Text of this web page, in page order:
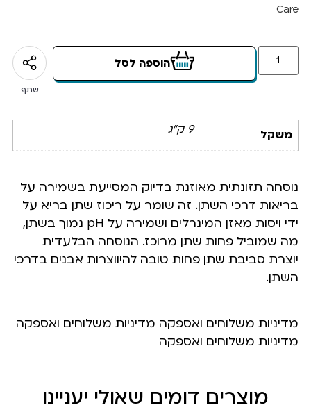
Care
הוספה לסל
שתף
משקל 9 ק"ג
נוסחה תזונתית מאוזנת בדיוק המסייעת בשמירה על
בריאות דרכי השתן. זה שומר על ריכוז שתן בריא על
ידי ויסות מאזן המינרלים ושמירה על pH נמוך בשתן,
מה שמוביל פחות שתן מרוכז. הנוסחה הבלעדית
יוצרת סביבת שתן פחות טובה להיווצרות אבנים בדרכי
השתן.
מדיניות משלוחים ואספקה מדיניות משלוחים ואספקה
מדיניות משלוחים ואספקה
מוצרים דומים שאולי יעניינו